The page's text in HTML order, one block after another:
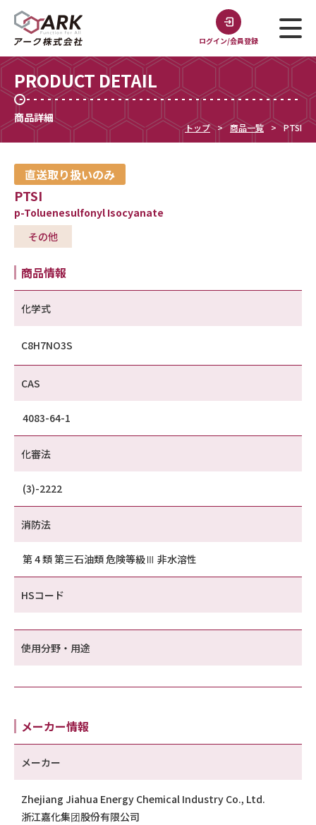
ログイン/会員登録
PRODUCT DETAIL
商品詳細
トップ 商品一覧 PTSI
直送取り扱いのみ
PTSI
p-Toluenesulfonyl Isocyanate
その他
商品情報
化学式
C8H7NO3S
CAS
4083-64-1
化審法
(3)-2222
消防法
第 4 類 第三石油類 危険等級Ⅲ 非水溶性
HSコード
使用分野・用途
メーカー情報
メーカー
Zhejiang Jiahua Energy Chemical Industry Co., Ltd.
浙江嘉化集团股份有限公司